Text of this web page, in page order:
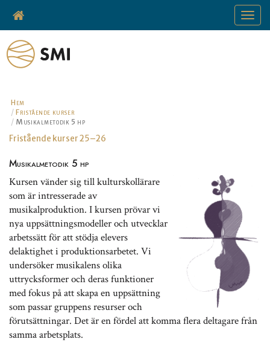
Toggle
Hem
Fristående kurser
Musikalmetodik 5 hp
Fristående kurser 25–26
Musikalmetodik 5 hp
Kursen vänder sig till kulturskollärare
som är intresserade av
musikalproduktion. I kursen prövar vi
nya uppsättningsmodeller och utvecklar
arbetssätt för att stödja elevers
delaktighet i produktionsarbetet. Vi
undersöker musikalens olika
uttrycksformer och deras funktioner
med fokus på att skapa en uppsättning
som passar gruppens resurser och
förutsättningar. Det är en fördel att komma flera deltagare från
samma arbetsplats.